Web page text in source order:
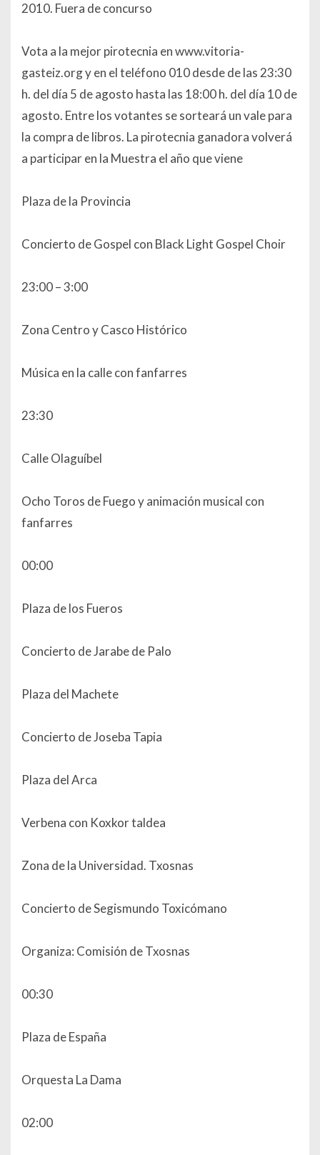
2010. Fuera de concurso
Vota a la mejor pirotecnia en www.vitoria-
gasteiz.org y en el teléfono 010 desde de las 23:30
h. del día 5 de agosto hasta las 18:00 h. del día 10 de
agosto. Entre los votantes se sorteará un vale para
la compra de libros. La pirotecnia ganadora volverá
a participar en la Muestra el año que viene
Plaza de la Provincia
Concierto de Gospel con Black Light Gospel Choir
23:00 – 3:00
Zona Centro y Casco Histórico
Música en la calle con fanfarres
23:30
Calle Olaguíbel
Ocho Toros de Fuego y animación musical con
fanfarres
00:00
Plaza de los Fueros
Concierto de Jarabe de Palo
Plaza del Machete
Concierto de Joseba Tapia
Plaza del Arca
Verbena con Koxkor taldea
Zona de la Universidad. Txosnas
Concierto de Segismundo Toxicómano
Organiza: Comisión de Txosnas
00:30
Plaza de España
Orquesta La Dama
02:00